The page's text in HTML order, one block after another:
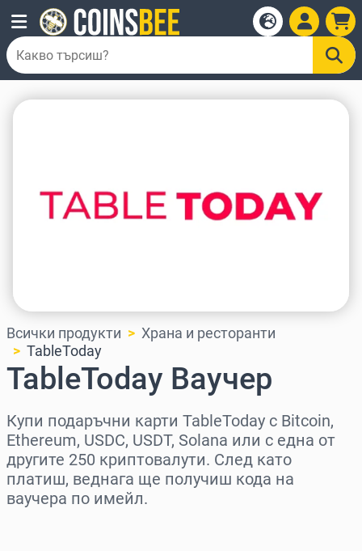
Всички продукти
Храна и ресторанти
TableToday
TableToday Ваучер
Купи подаръчни карти TableToday с Bitcoin,
Ethereum, USDC, USDT, Solana или с една от
другите 250 криптовалути. След като
платиш, веднага ще получиш кода на
ваучера по имейл.